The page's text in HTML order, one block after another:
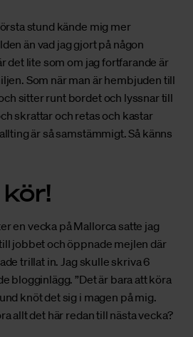
stund kände mig mer
än vad jag gjort på någon
det lite som om jag fortfarande är
Som när man är hembjuden till
sitter runt bordet och lyssnar till
skrattar och retas och kastar
är så samstämmigt. Så känns
en vecka på Mallorca satte jag
jobbet och öppnade mejlen där
trillat in. Jag skulle skriva 6
blogginlägg. ”Det är bara att köra
knöt det sig i magen på mig.
allt det här redan till nästa vecka?